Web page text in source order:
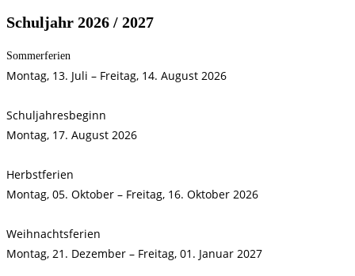
Schuljahr 2026 / 2027
Sommerferien
Montag, 13. Juli – Freitag, 14. August 2026
Schuljahresbeginn
Montag, 17. August 2026
Herbstferien
Montag, 05. Oktober – Freitag, 16. Oktober 2026
Weihnachtsferien
Montag, 21. Dezember – Freitag, 01. Januar 2027